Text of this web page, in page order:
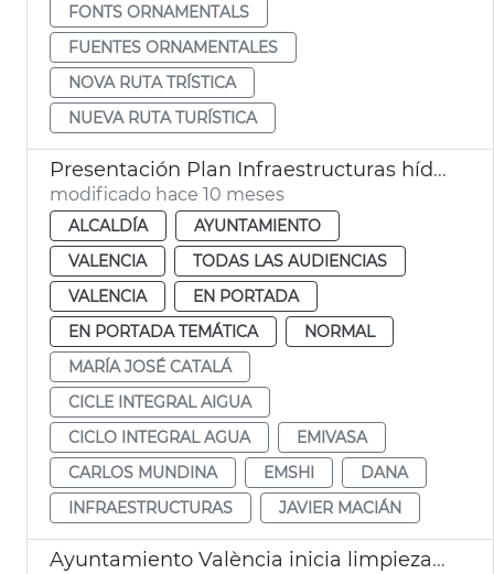
FONTS ORNAMENTALS
FUENTES ORNAMENTALES
NOVA RUTA TRÍSTICA
NUEVA RUTA TURÍSTICA
Presentación Plan Infraestructuras hídricas críticas València 2026-2031
modificado hace 10 meses
ALCALDÍA
AYUNTAMIENTO
VALENCIA
TODAS LAS AUDIENCIAS
VALENCIA
EN PORTADA
EN PORTADA TEMÁTICA
NORMAL
MARÍA JOSÉ CATALÁ
CICLE INTEGRAL AIGUA
CICLO INTEGRAL AGUA
EMIVASA
CARLOS MUNDINA
EMSHI
DANA
INFRAESTRUCTURAS
JAVIER MACIÁN
Ayuntamiento València inicia limpieza nuevo cauce Turia dana